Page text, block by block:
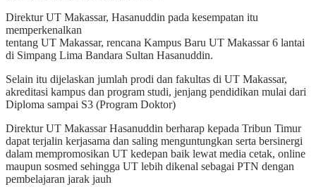
Direktur UT Makassar, Hasanuddin pada kesempatan itu
memperkenalkan
tentang UT Makassar, rencana Kampus Baru UT Makassar 6 lantai
di Simpang Lima Bandara Sultan Hasanuddin.
Selain itu dijelaskan jumlah prodi dan fakultas di UT Makassar,
akreditasi kampus dan program studi, jenjang pendidikan mulai dari
Diploma sampai S3 (Program Doktor)
Direktur UT Makassar Hasanuddin berharap kepada Tribun Timur
dapat terjalin kerjasama dan saling menguntungkan serta bersinergi
dalam mempromosikan UT kedepan baik lewat media cetak, online
maupun sosmed sehingga UT lebih dikenal sebagai PTN dengan
pembelajaran jarak jauh